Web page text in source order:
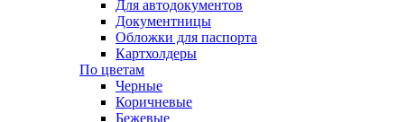
Для автодокументов
Документницы
Обложки для паспорта
Картхолдеры
По цветам
Черные
Коричневые
Бежевые